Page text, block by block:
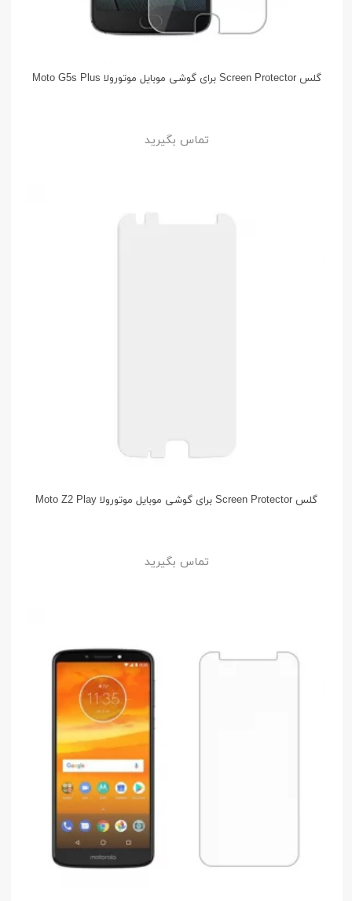
گلس Screen Protector برای گوشی موبایل موتورولا Moto G5s Plus
تماس بگیرید
گلس Screen Protector برای گوشی موبایل موتورولا Moto Z2 Play
تماس بگیرید